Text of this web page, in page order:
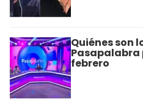
Quiénes son
Pasapalabra
febrero